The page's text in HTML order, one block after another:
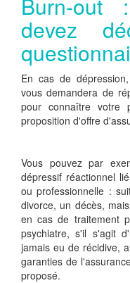
devez
En cas de
vous demandera de
pour connaître votre
proposition d'offre
Vous pouvez par
dépressif réactionnel
ou professionnelle :
divorce, un décès,
en cas de traitement
psychiatre, s'il s'agit
jamais eu de récidive,
garanties de
proposé.